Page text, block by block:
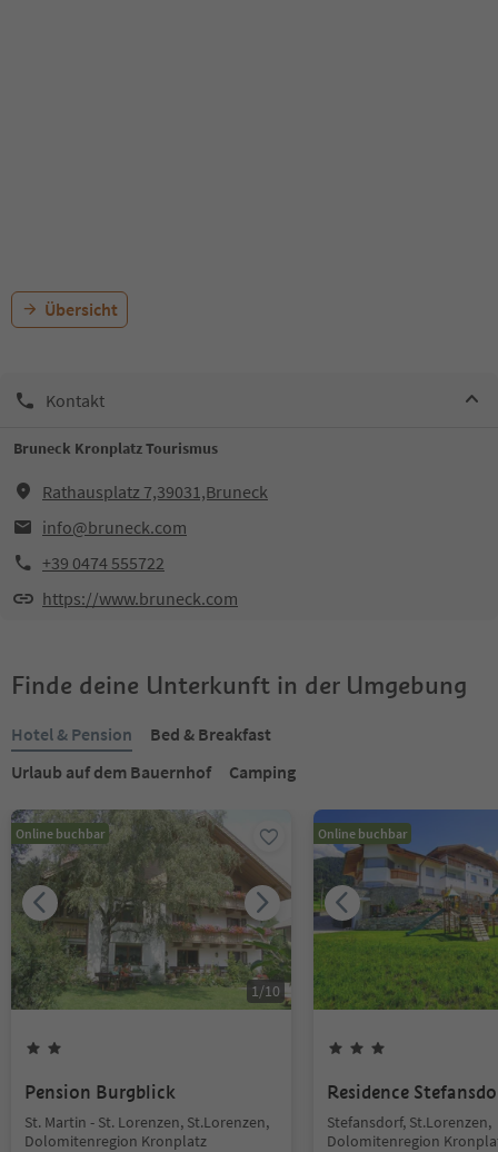
Übersicht
Kontakt
Bruneck Kronplatz Tourismus
Rathausplatz 7,39031,Bruneck
info@bruneck.com
+39 0474 555722
https://www.bruneck.com
Finde deine Unterkunft in der Umgebung
Hotel & Pension
Bed & Breakfast
Urlaub auf dem Bauernhof
Camping
Online buchbar
1/10
Pension Burgblick
St. Martin - St. Lorenzen, St.Lorenzen,
Dolomitenregion Kronplatz
Online buchbar
Residence
Stefansdorf, St.Lorenzen,
Dolomitenregion